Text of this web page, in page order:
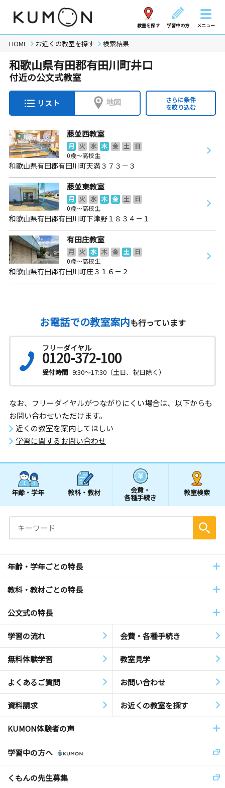
教室を探す 学習中の方 メニュー
HOME お近くの教室を探す 検索結果
和歌山県有田郡有田川町井口
付近の公文式教室
リスト 地図
さらに条件
を絞り込む
藤並西教室
月 火 水 木 金 土
日
0歳～高校生
和歌山県有田郡有田川町天満３７３－３
藤並東教室
月 火 水 木 金 土
日
0歳～高校生
和歌山県有田郡有田川町下津野１８３４－１
有田庄教室
月 火 水 木 金 土
日
0歳～高校生
和歌山県有田郡有田川町庄３１６－２
お電話での教室案内も行っています
フリーダイヤル
0120-372-100
受付時間 9:30～17:30（土日、祝日除く）
なお、フリーダイヤルがつながりにくい場合は、以下からも
お問い合わせいただけます。
近くの教室を案内してほしい
学習に関するお問い合わせ
年齢・学年 教科・教材 会費・
各種手続き
教室検索
年齢・学年ごとの特長
教科・教材ごとの特長
公文式の特長
学習の流れ 会費・各種手続き
無料体験学習 教室見学
よくあるご質問 お問い合わせ
資料請求 お近くの教室を探す
KUMON体験者の声
学習中の方へ
くもんの先生募集